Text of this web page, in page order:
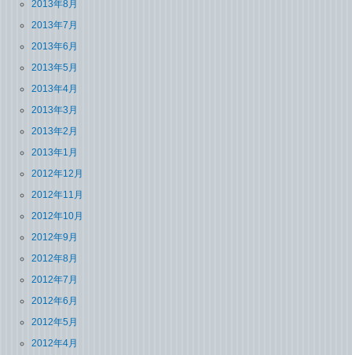
2013年8月
2013年7月
2013年6月
2013年5月
2013年4月
2013年3月
2013年2月
2013年1月
2012年12月
2012年11月
2012年10月
2012年9月
2012年8月
2012年7月
2012年6月
2012年5月
2012年4月